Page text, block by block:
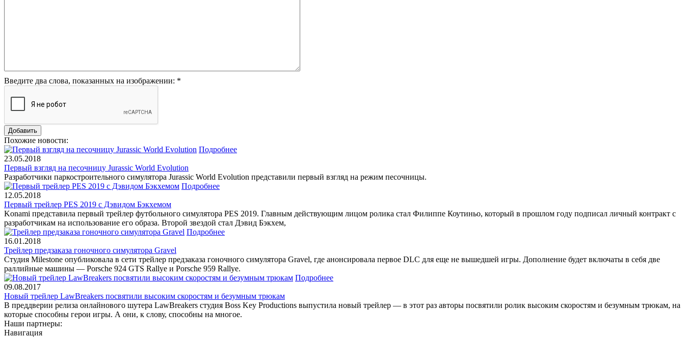
Введите два слова, показанных на изображении: *
Похожие новости:
Подробнее
23.05.2018
Первый взгляд на песочницу Jurassic World Evolution
Разработчики паркостроительного симулятора Jurassic World Evolution представили первый взгляд на режим песочницы.
Подробнее
12.05.2018
Первый трейлер PES 2019 с Дэвидом Бэкхемом
Konami представила первый трейлер футбольного симулятора PES 2019. Главным действующим лицом ролика стал Филиппе Коутиньо, который в прошлом году подписал личный контракт с
разработчикам на использование его образа. Второй звездой стал Дэвид Бэкхем,
Подробнее
16.01.2018
Трейлер предзаказа гоночного симулятора Gravel
Студия Milestone опубликовала в сети трейлер предзаказа гоночного симулятора Gravel, где анонсировала первое DLC для еще не вышедшей игры. Дополнение будет включаты в себя две
раллийные машины — Porsche 924 GTS Rallye и Porsche 959 Rallye.
Подробнее
09.08.2017
Новый трейлер LawBreakers посвятили высоким скоростям и безумным трюкам
В преддверии релиза онлайнового шутера LawBreakers студия Boss Key Productions выпустила новый трейлер — в этот раз авторы посвятили ролик высоким скоростям и безумным трюкам, на
которые способны герои игры. А они, к слову, способны на многое.
Наши партнеры:
Навигация